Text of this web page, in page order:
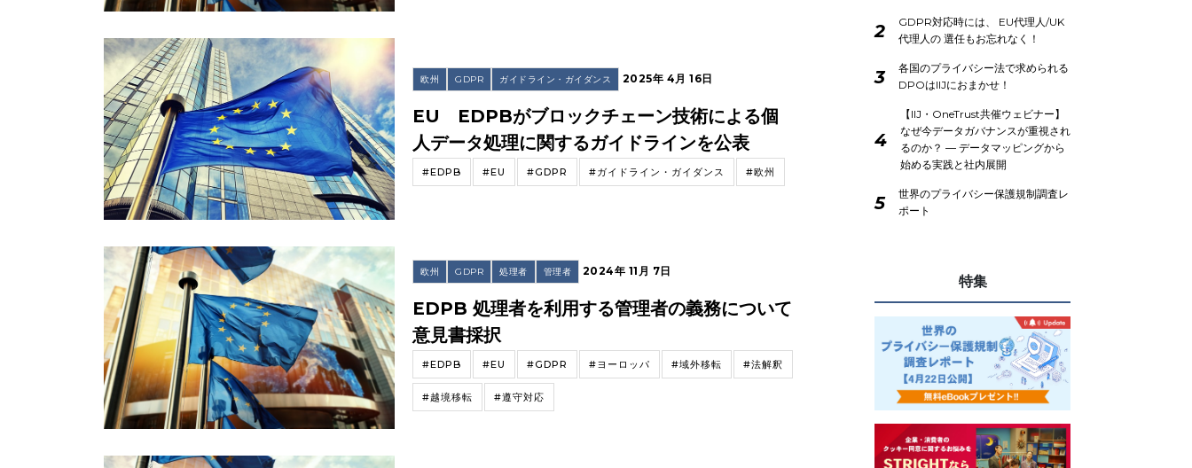
欧州 GDPR ガイドライン・ガイダンス 2025年 4月 16日
EU EDPBがブロックチェーン技術による個
人データ処理に関するガイドラインを公表
#EDPB #EU #GDPR #ガイドライン・ガイダンス #欧州
欧州 GDPR 処理者 管理者 2024年 11月 7日
EDPB 処理者を利用する管理者の義務について
意見書採択
#EDPB #EU #GDPR #ヨーロッパ #域外移転 #法解釈
#越境移転 #遵守対応
2
GDPR対応時には、 EU代理人/UK
代理人の 選任もお忘れなく！
3
各国のプライバシー法で求められる
DPOはIIJにおまかせ！
4
【IIJ・OneTrust共催ウェビナー】
なぜ今データガバナンスが重視され
るのか？ ― データマッピングから
始める実践と社内展開
5
世界のプライバシー保護規制調査レ
ポート
特集